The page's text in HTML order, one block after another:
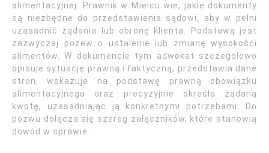
alimentacyjnej. Prawnik w Mielcu wie, jakie dokumenty
są niezbędne do przedstawienia sądowi, aby w pełni
uzasadnić żądania lub obronę klienta. Podstawą jest
zazwyczaj pozew o ustalenie lub zmianę wysokości
alimentów. W dokumencie tym adwokat szczegółowo
opisuje sytuację prawną i faktyczną, przedstawia dane
stron, wskazuje na podstawę prawną obowiązku
alimentacyjnego oraz precyzyjnie określa żądaną
kwotę, uzasadniając ją konkretnymi potrzebami. Do
pozwu dołącza się szereg załączników, które stanowią
dowód w sprawie.